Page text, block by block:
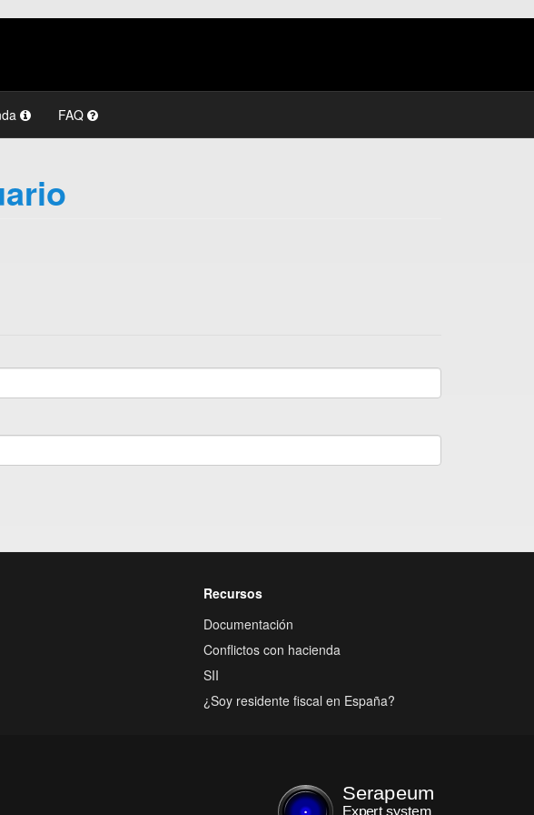
FAQ
Recursos
Documentación
Conflictos con hacienda
SII
¿Soy residente fiscal en España?